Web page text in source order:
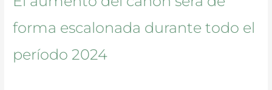
forma escalonada durante todo el
período 2024